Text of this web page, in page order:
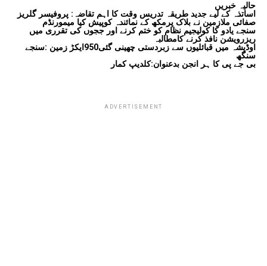
حالیہ خبریں
اساتذہ کے لیے جدید طریقہ تدریس وقت کا اہم تقاضہ: پروفیسر گلریز
صفائی ملازمین نے بلاک پرمکھ کے نمائندہ کوپیش کیا میمورنڈم
سنجے یادو کا کولیجیم نظام کو ختم کرنے اور ججوں کی تقرری میں
ریزرویشن نافذ کرنے کامطالبہ
اوڈیشہ میں قبائلیوں سے زبردستی چھینی گئی950ایکڑ زمین :سنجے
سنگھ
بی جے پی کا ہر انجن بدعنوان:کلدیپ کمار
ADVERTISEMENT